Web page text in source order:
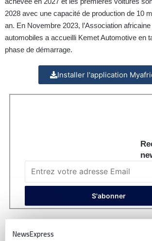
2028 avec une capacité de production de 10
an. En Novembre 2023, l’Association
automobiles a accueilli Kemet Automotive en
phase de démarrage.
Installer l'application
NewsExpress